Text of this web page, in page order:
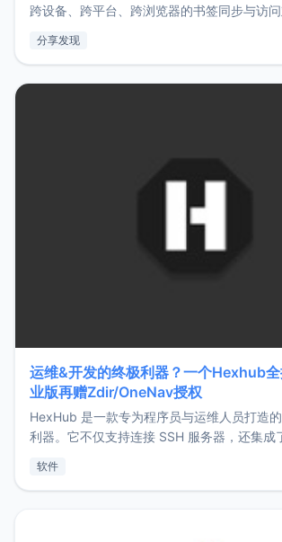
跨设备、跨平台、跨浏览器的书签同步与访
用，让管理更高效。ZMark官网地址：
分享发现
运维&开发的终极利器？一个Hexhub
业版再赠Zdir/OneNav授权
HexHub 是一款专为程序员与运维人员打造
利器。它不仅支持连接 SSH 服务器，还集成
件间频繁切换，仅凭 HexHub 即可同时搞定
软件